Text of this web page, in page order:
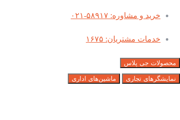
خرید و مشاوره: ۵۸۹۱۷-۰۲۱
خدمات مشتریان: ۱۶۷۵
محصولات جی پلاس
نمایشگرهای تجاری ماشین‌های اداری